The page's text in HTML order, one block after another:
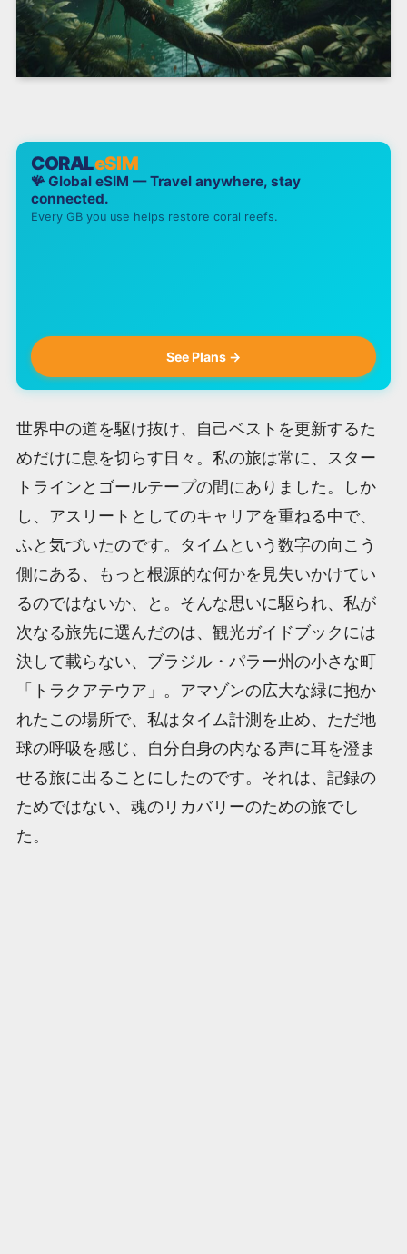
CORALeSIM
🪸 Global eSIM — Travel anywhere, stay
connected.
Every GB you use helps restore coral reefs.
See Plans →
世界中の道を駆け抜け、自己ベストを更新するた
めだけに息を切らす日々。私の旅は常に、スター
トラインとゴールテープの間にありました。しか
し、アスリートとしてのキャリアを重ねる中で、
ふと気づいたのです。タイムという数字の向こう
側にある、もっと根源的な何かを見失いかけてい
るのではないか、と。そんな思いに駆られ、私が
次なる旅先に選んだのは、観光ガイドブックには
決して載らない、ブラジル・パラー州の小さな町
「トラクアテウア」。アマゾンの広大な緑に抱か
れたこの場所で、私はタイム計測を止め、ただ地
球の呼吸を感じ、自分自身の内なる声に耳を澄ま
せる旅に出ることにしたのです。それは、記録の
ためではない、魂のリカバリーのための旅でし
た。